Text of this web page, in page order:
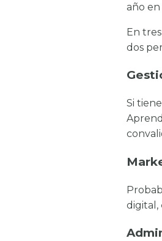
año
En
dos
Si
digital,